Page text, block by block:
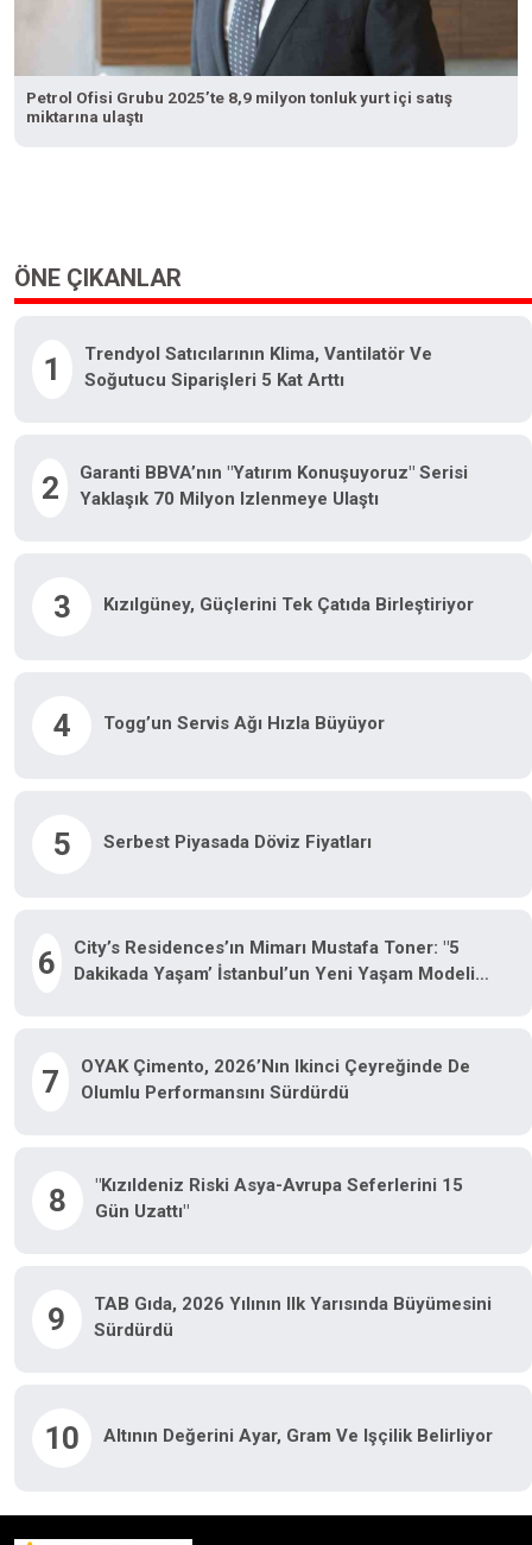
Petrol Ofisi Grubu 2025’te 8,9 milyon tonluk yurt içi satış
miktarına ulaştı
ÖNE ÇIKANLAR
1
Trendyol Satıcılarının Klima, Vantilatör Ve
Soğutucu Siparişleri 5 Kat Arttı
2
Garanti BBVA’nın "Yatırım Konuşuyoruz" Serisi
Yaklaşık 70 Milyon Izlenmeye Ulaştı
3 Kızılgüney, Güçlerini Tek Çatıda Birleştiriyor
4 Togg’un Servis Ağı Hızla Büyüyor
5 Serbest Piyasada Döviz Fiyatları
6
City’s Residences’ın Mimarı Mustafa Toner: "5
Dakikada Yaşam’ İstanbul’un Yeni Yaşam Modeli
7
OYAK Çimento, 2026’nın Ikinci Çeyreğinde De
Olumlu Performansını Sürdürdü
8
"Kızıldeniz Riski Asya-Avrupa Seferlerini 15
Gün Uzattı"
9
TAB Gıda, 2026 Yılının Ilk Yarısında Büyümesini
Sürdürdü
10 Altının Değerini Ayar, Gram Ve Işçilik Belirliyor